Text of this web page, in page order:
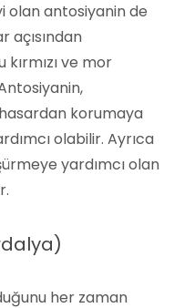
olan antosiyanin de
açısından
ve mor
hasardan korumaya
olabilir. Ayrıca
yardımcı olan
her zaman